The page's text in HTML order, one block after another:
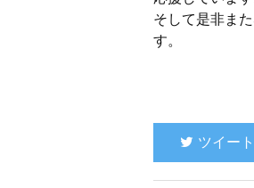
そして是非ま
す。
ツイー